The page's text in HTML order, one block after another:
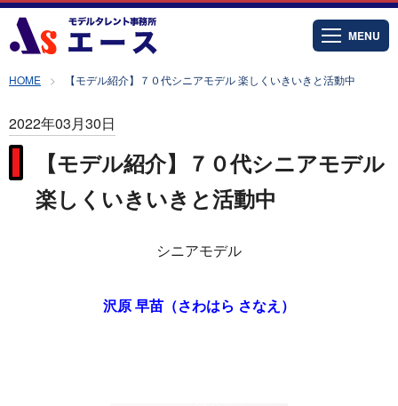
MENU
HOME 【モデル紹介】７０代シニアモデル 楽しくいきいきと活動中
2022年03月30日
【モデル紹介】７０代シニアモデル
楽しくいきいきと活動中
シニアモデル
沢原 早苗（さわはら さなえ）